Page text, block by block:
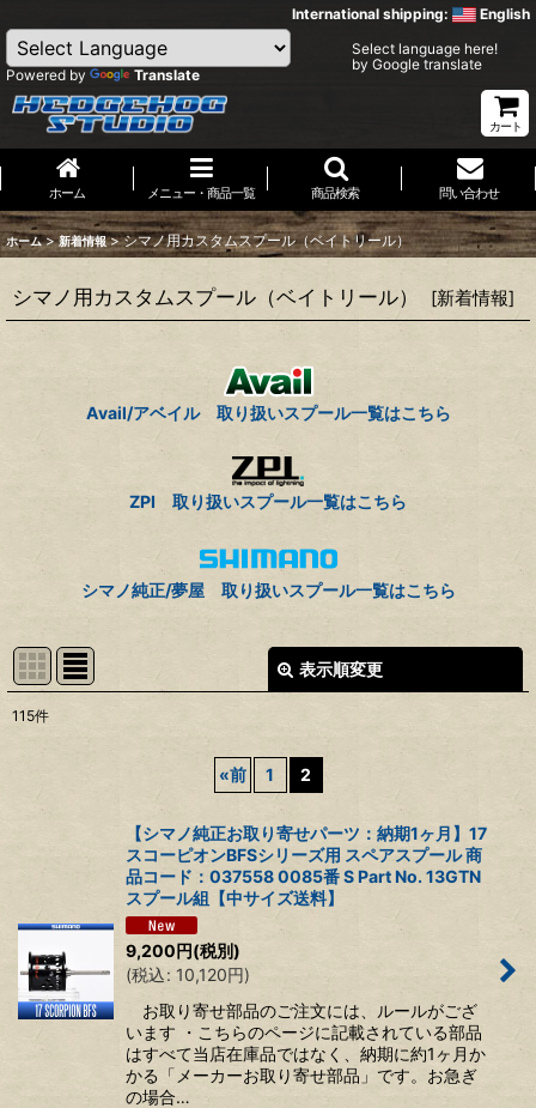
International shipping: English
Powered by Translate
Select language here!
by Google translate
カート
ホーム メニュー・商品一覧 商品検索 問い合わせ
ホーム > 新着情報 > シマノ用カスタムスプール（ベイトリール）
シマノ用カスタムスプール（ベイトリール） [新着情報]
Avail/アベイル 取り扱いスプール一覧はこちら
ZPI 取り扱いスプール一覧はこちら
シマノ純正/夢屋 取り扱いスプール一覧はこちら
表示順変更
絞り込む
115件
«前 1 2
【シマノ純正お取り寄せパーツ：納期1ヶ月】17
スコーピオンBFSシリーズ用 スペアスプール 商
品コード：037558 0085番 S Part No. 13GTN
スプール組【中サイズ送料】
9,200円(税別)
(税込: 10,120円)
お取り寄せ部品のご注文には、ルールがござ
います ・こちらのページに記載されている部品
はすべて当店在庫品ではなく、納期に約1ヶ月か
かる「メーカーお取り寄せ部品」です。お急ぎ
の場合…